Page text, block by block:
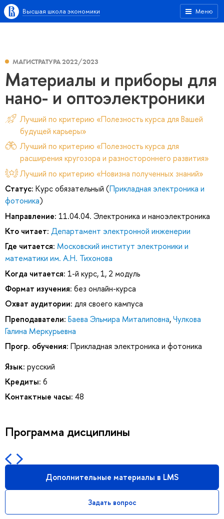
Меню
Высшая школа экономики
МАГИСТРАТУРА 2022/2023
Материалы и приборы для
нано- и оптоэлектроники
Лучший по критерию «Полезность курса для Вашей
будущей карьеры»
Лучший по критерию «Полезность курса для
расширения кругозора и разностороннего развития»
Лучший по критерию «Новизна полученных знаний»
Статус: Курс обязательный (Прикладная электроника и
фотоника)
Направление: 11.04.04. Электроника и наноэлектроника
Кто читает: Департамент электронной инженерии
Где читается: Московский институт электроники и
математики им. А.Н. Тихонова
Когда читается: 1-й курс, 1, 2 модуль
Формат изучения: без онлайн-курса
Охват аудитории: для своего кампуса
Преподаватели: Баева Эльмира Миталиповна,Чулкова
Галина Меркурьевна
Прогр. обучения: Прикладная электроника и фотоника
Язык: русский
Кредиты: 6
Контактные часы: 48
Программа дисциплины
Дополнительные материалы в LMS
Задать вопрос